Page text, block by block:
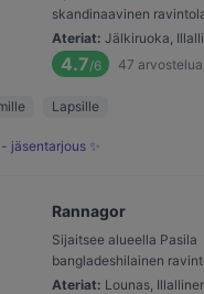
skandinaavinen
Ateriat: Jälkiruoka,
4.7/6 47 arvostelua
Lapsille
jäsentarjous ✨
Rannagor
Sijaitsee alueella Pasila
bangladeshilainen
Ateriat: Lounas,